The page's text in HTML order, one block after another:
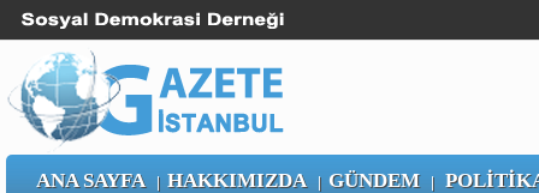
ANA SAYFA | HAKKIMIZDA | GÜNDEM|